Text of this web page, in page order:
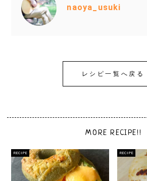
naoya_usuki
レシピ一覧へ戻る
MORE RECIPE!!
RECIPE RECIPE